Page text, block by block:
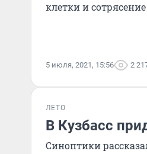
клетки и
5 июля, 2021, 15:56 2
ЛЕТО
В Кузбасс
Синоптики